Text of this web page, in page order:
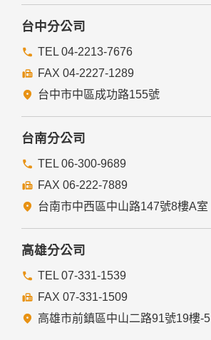
台中分公司
TEL 04-2213-7676
FAX 04-2227-1289
台中市中區成功路155號
台南分公司
TEL 06-300-9689
FAX 06-222-7889
台南市中西區中山路147號8樓A室
高雄分公司
TEL 07-331-1539
FAX 07-331-1509
高雄市前鎮區中山二路91號19樓-5